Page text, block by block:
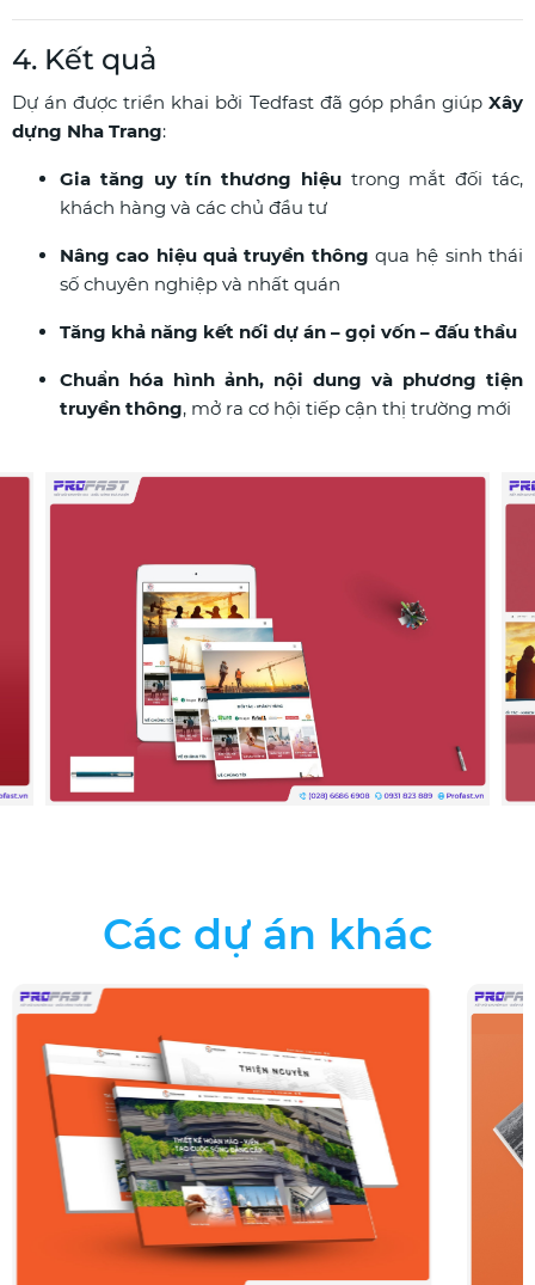
4. Kết quả
Dự án được triển khai bởi Tedfast đã góp phần giúp Xây
dựng Nha Trang:
Gia tăng uy tín thương hiệutrong mắt đối tác,
khách hàng và các chủ đầu tư
Nâng cao hiệu quả truyền thông qua hệ sinh thái
số chuyên nghiệp và nhất quán
Tăng khả năng kết nối dự án – gọi vốn – đấu thầu
Chuẩn hóa hình ảnh, nội dung và phương tiện
truyền thông, mở ra cơ hội tiếp cận thị trường mới
Các dự án khác